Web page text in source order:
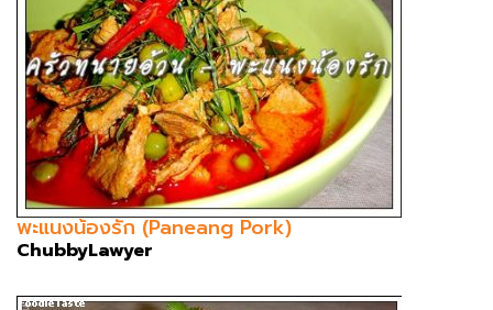
พะแนงน้องรัก (Paneang Pork)
ChubbyLawyer